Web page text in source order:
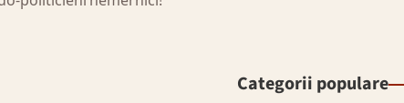
Categorii populare